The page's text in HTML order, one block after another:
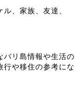
、家族、友達、
バリ島情報や生活の
行や移住の参考にな